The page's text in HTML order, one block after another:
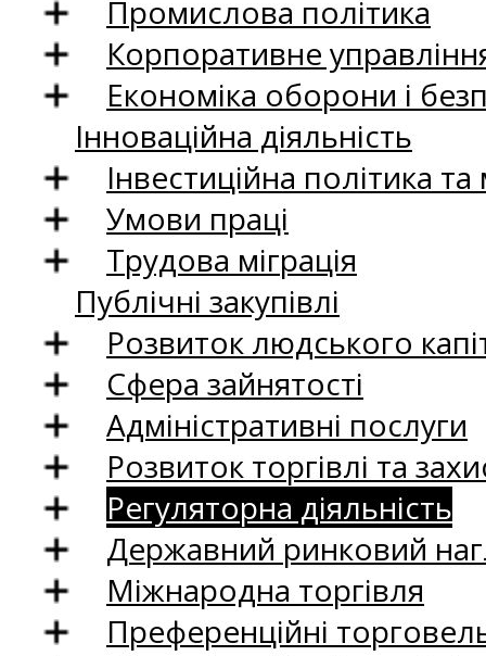
Промислова політика
Корпоративне
Економіка оборони і
Інноваційна діяльність
Інвестиційна політика
Умови праці
Трудова міграція
Публічні закупівлі
Розвиток людського
Сфера зайнятості
Адміністративні послуги
Розвиток торгівлі та
Регуляторна діяльність
Державний ринковий
Міжнародна торгівля
Преференційні